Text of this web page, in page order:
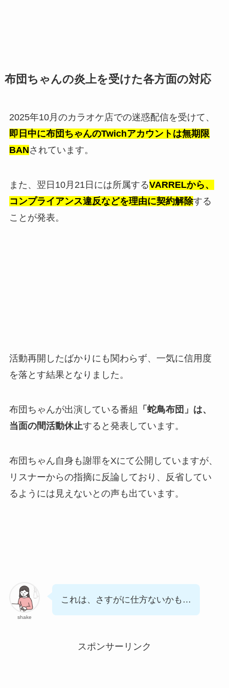
布団ちゃんの炎上を受けた各方面の対応
2025年10月のカラオケ店での迷惑配信を受けて、
即日中に布団ちゃんのTwichアカウントは無期限
BANされています。
また、翌日10月21日には所属するVARRELから、
コンプライアンス違反などを理由に契約解除する
ことが発表。
活動再開したばかりにも関わらず、一気に信用度
を落とす結果となりました。
布団ちゃんが出演している番組
「蛇鳥布団」は、
当面の間活動休止すると発表しています。
布団ちゃん自身も謝罪をXにて公開していますが、
リスナーからの指摘に反論しており、反省してい
るようには見えないとの声も出ています。
shake
これは、さすがに仕方ないかも…
スポンサーリンク